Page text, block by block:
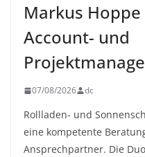
Markus
Account- und
07/08/2026 dc
Rollladen- und
eine kompetente
Ansprechpartner. Die